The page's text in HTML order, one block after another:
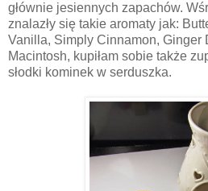
głównie jesiennych zapachów.
znalazły się takie aromaty jak:
Vanilla, Simply Cinnamon, Ginger
Macintosh, kupiłam sobie także
słodki kominek w serduszka.